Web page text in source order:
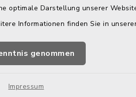
optimale Darstellung unserer
Informationen finden Sie in
genommen
Impressum
Zur